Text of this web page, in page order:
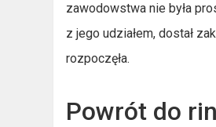
zawodowstwa nie była
z jego udziałem, dostał
rozpoczęła.
Powrót do